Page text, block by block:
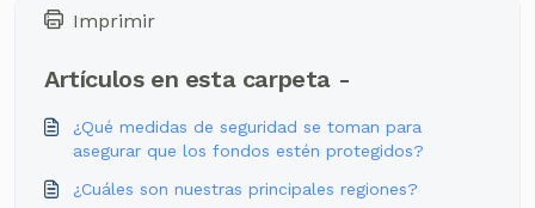
Imprimir
Artículos en esta carpeta -
¿Qué medidas de seguridad se toman para
asegurar que los fondos estén protegidos?
¿Cuáles son nuestras principales regiones?